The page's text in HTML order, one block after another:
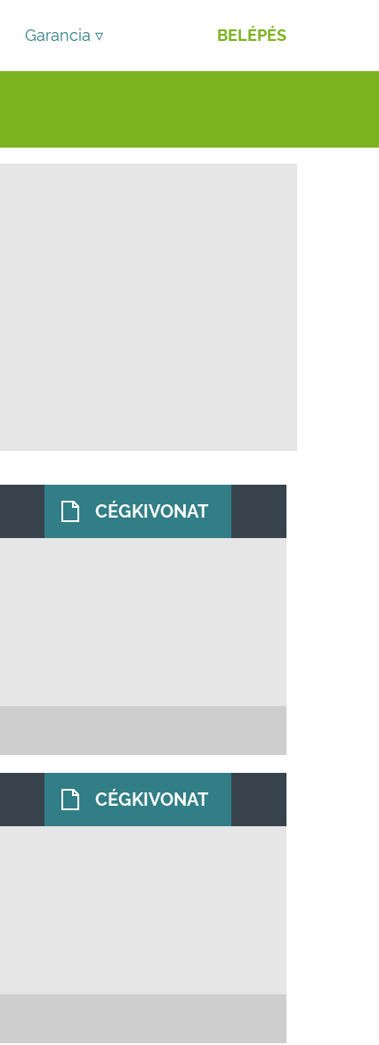
Garancia ▿ BELÉPÉS
CÉGKIVONAT
CÉGKIVONAT